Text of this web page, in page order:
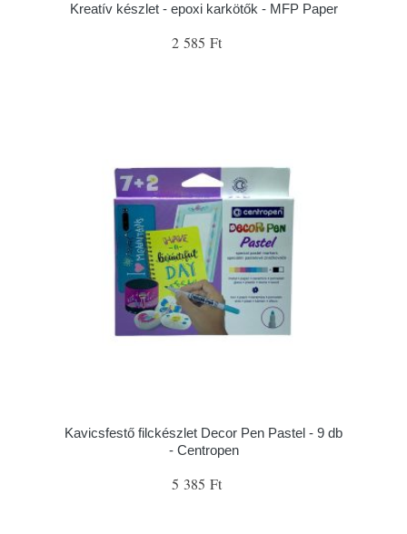
Kreatív készlet - epoxi karkötők - MFP Paper
2 585 Ft
Kavicsfestő filckészlet Decor Pen Pastel - 9 db
- Centropen
5 385 Ft